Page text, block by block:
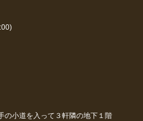
の小道を入って３軒隣の地下１階